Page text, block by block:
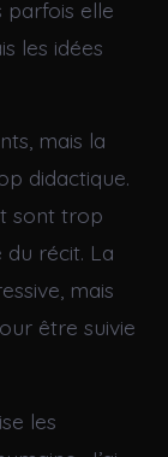
parfois elle
les idées
mais la
didactique.
sont trop
récit. La
mais
être suivie
les